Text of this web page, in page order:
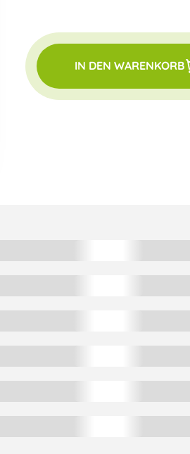
IN DEN WARENKORB